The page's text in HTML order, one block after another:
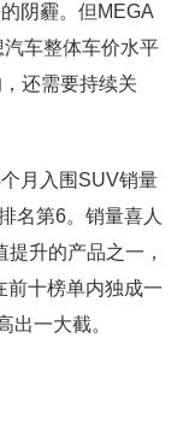
阴霾。但MEGA
车整体车价水平
还需要持续关
月入围SUV销量
名第6。销量喜人
升的产品之一，
前十榜单内独成一
出一大截。